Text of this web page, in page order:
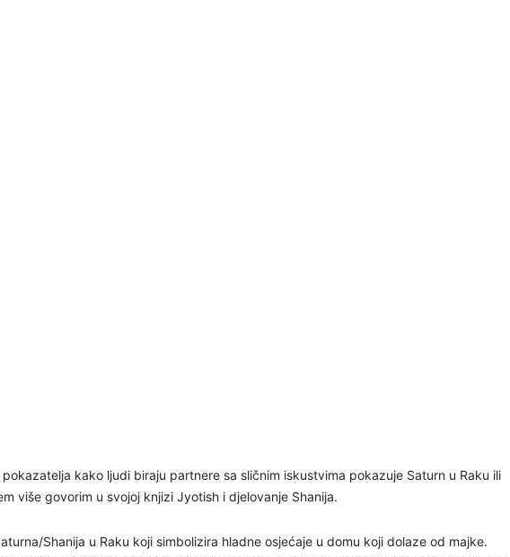
kako ljudi biraju partnere sa sličnim iskustvima pokazuje Saturn u Raku ili
više govorim u svojoj knjizi Jyotish i djelovanje Shanija.
Shanija u Raku koji simbolizira hladne osjećaje u domu koji dolaze od majke.